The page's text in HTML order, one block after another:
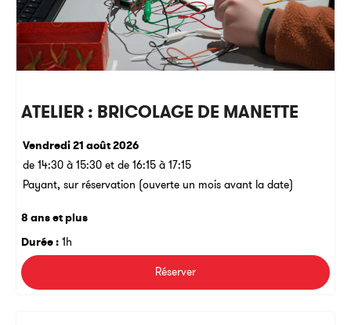
ATELIER : BRICOLAGE DE MANETTE
Vendredi 21 août 2026
de 14:30 à 15:30 et de 16:15 à 17:15
Payant, sur réservation (ouverte un mois avant la date)
Durée : 1h
8 ans et plus
Réserver